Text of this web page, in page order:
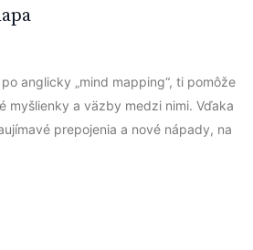
anglicky „mind mapping“, ti pomôže
myšlienky a väzby medzi nimi. Vďaka
prepojenia a nové nápady, na